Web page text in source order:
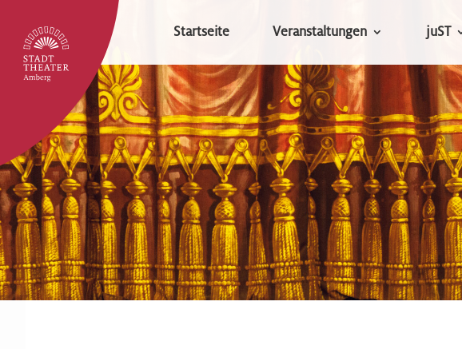
Startseite Veranstaltungen juST